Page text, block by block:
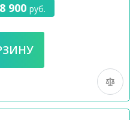
900 руб.